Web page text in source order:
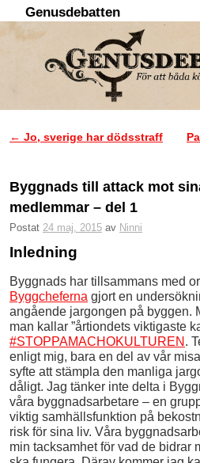
Genusdebatten
Inläggsnavigering
← Jo, sverige har dödsstraff
Byggnads till attack mot
medlemmar – del 1
Postat 24 maj, 2015 av Ninni
Inledning
Byggnads har tillsammans med
Byggcheferna gjort en
angående jargongen på byggen.
man kallar ”årtiondets viktigaste
#STOPPAMACHOKULTUREN .
enligt mig, bara en del av vår
syfte att stämpla den manliga
dåligt. Jag tänker inte delta i
våra byggnadsarbetare – en
viktig samhällsfunktion på
risk för sina liv. Våra
min tacksamhet för vad de bidrar